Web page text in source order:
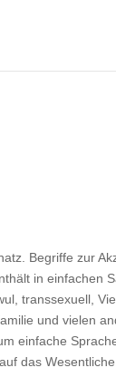
Begriffe zur
in einfachen
transsexuell,
und vielen
einfache
das Wesentliche.